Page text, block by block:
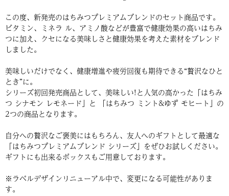
この度、新発売のはちみつプレミアムブレンドのセット商品です。
ビタミン、ミネラ ル、アミノ酸などが豊富で健康効果の高いはちみ
つに加え、クセになる美味しさと健康効果を考えた素材をブレンド
しました。
美味しいだけでなく、健康増進や疲労回復も期待できる“贅沢なひと
とき”に。
シリーズ初回発売商品として、美味しい!と人気の高かった「はちみ
つ シナモン レモネード」と 「はちみつ ミント&ゆず モヒート」の
2つの商品となります。
自分への贅沢なご褒美にはもちろん、友人へのギフトとして最適な
「はちみつプレミアムブレンド シリーズ」をぜひお試しください。
ギフトにも出来るボックスもご用意しております。
※ラベルデザインリニューアル中で、変更になる可能性がありま
す。